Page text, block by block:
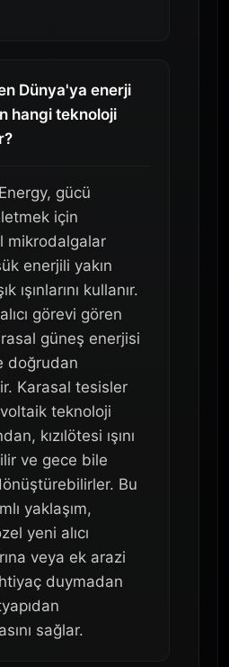
Dünya'ya enerji
hangi teknoloji
gücü
için
mikrodalgalar
enerjili yakın
ışınlarını kullanır.
görevi gören
güneş enerjisi
doğrudan
Karasal tesisler
teknoloji
kızılötesi ışını
ve gece bile
Bu
yaklaşım,
yeni alıcı
veya ek arazi
duymadan
sağlar.